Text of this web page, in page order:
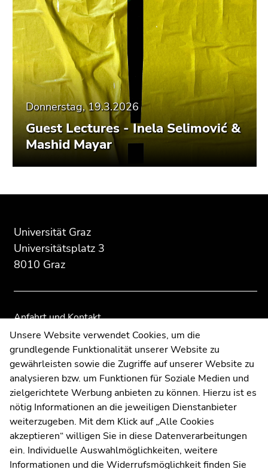
Donnerstag, 19.3.2026
Guest Lectures - Inela Selimović &
Mashid Mayar
Seitenbereichs:
Zusatzinformationen:
Universität Graz
Universitätsplatz 3
8010 Graz
Anfahrt und Kontakt
Kommunikation und Öffentlichkeitsarbeit
Moodle
UNIGRAZonline
Impressum
Datenschutzerklärung
Cookie-Einstellungen
Barrierefreiheitserklärung
Seitenbereichs.
Übersicht
Seitenbereichs.
Übersicht
Unsere Website verwendet Cookies, um die
grundlegende Funktionalität unserer Website zu
gewährleisten sowie die Zugriffe auf unserer Website zu
analysieren bzw. um Funktionen für Soziale Medien und
zielgerichtete Werbung anbieten zu können. Hierzu ist es
nötig Informationen an die jeweiligen Dienstanbieter
weiterzugeben. Mit dem Klick auf „Alle Cookies
akzeptieren“ willigen Sie in diese Datenverarbeitungen
ein. Individuelle Auswahlmöglichkeiten, weitere
Informationen und die Widerrufsmöglichkeit finden Sie